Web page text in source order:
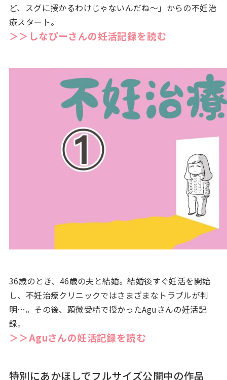
ど、スグに授かるわけじゃないんだね〜」からの不妊治
療スタート。
＞＞しなぴーさんの妊活記録を読む
36歳のとき、46歳の夫と結婚。結婚後すぐ妊活を開始
し、不妊治療クリニックではさまざまなトラブルが判
明…。その後、顕微受精で授かったAguさんの妊活記
録。
＞＞Aguさんの妊活記録を読む
特別にあかほしでフルサイズ公開中の作品